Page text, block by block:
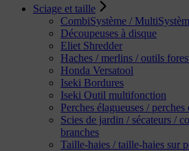
Sciage et taille
CombiSystème /
Découpeuses à disque
Eliet Shredder
Haches / merlins / outils
Honda Versatool
Iseki Bordures
Iseki Outil multifonction
Perches élagueuses / perches
Scies de jardin / sécateurs /
branches
Taille-haies / taille-haies sur